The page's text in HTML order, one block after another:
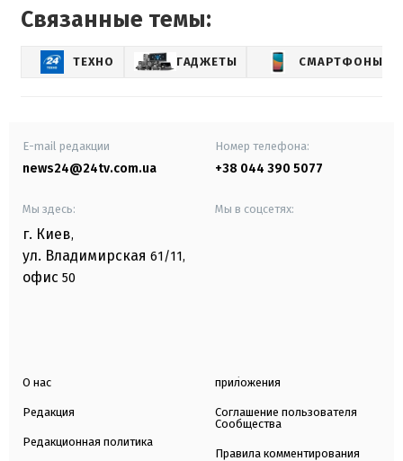
Связанные темы:
ТЕХНО ГАДЖЕТЫ СМАРТФОНЫ
E-mail редакции
news24@24tv.com.ua
Номер телефона:
+38 044 390 5077
Мы здесь:
г. Киев,
ул. Владимирская 61/11,
офис 50
Мы в соцсетях:
О нас
Редакция
Редакционная политика
приложения
Соглашение пользователя
Сообщества
Правила комментирования